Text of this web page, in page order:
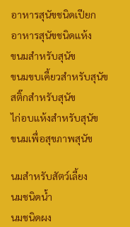
อาหารสุนัขชนิดเปียก
อาหารสุนัขชนิดแห้ง
ขนมสำหรับสุนัข
ขนมขบเคี้ยวสำหรับสุนัข
สติ๊กสำหรับสุนัข
ไก่อบแห้งสำหรับสุนัข
ขนมเพื่อสุขภาพสุนัข
นมสำหรับสัตว์เลี้ยง
นมชนิดน้ำ
นมชนิดผง